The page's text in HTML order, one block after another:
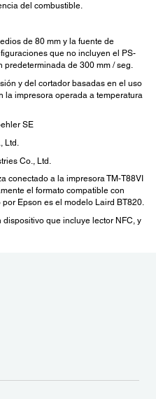
del combustible.
de 80 mm y la fuente de
que no incluyen el PS-
de 300 mm / seg.
y del cortador basadas en el uso
la impresora operada a temperatura
SE
Ltd.
Co., Ltd.
conectado a la impresora TM-T88VI
el formato compatible con
Epson es el modelo Laird BT820.
que incluye lector NFC, y